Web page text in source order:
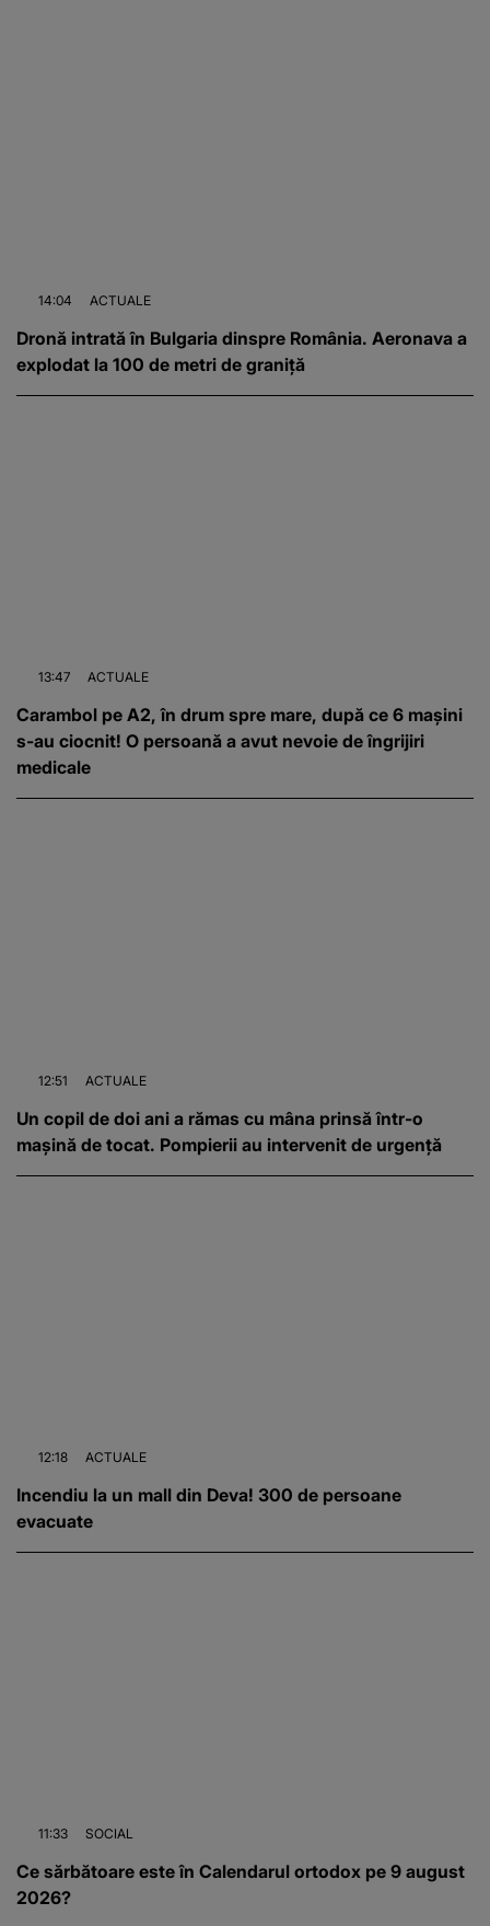
14:04 ACTUALE
Dronă intrată în Bulgaria dinspre România. Aeronava a
explodat la 100 de metri de graniță
13:47 ACTUALE
Carambol pe A2, în drum spre mare, după ce 6 mașini
s-au ciocnit! O persoană a avut nevoie de îngrijiri
medicale
12:51 ACTUALE
Un copil de doi ani a rămas cu mâna prinsă într-o
mașină de tocat. Pompierii au intervenit de urgență
12:18 ACTUALE
Incendiu la un mall din Deva! 300 de persoane
evacuate
11:33 SOCIAL
Ce sărbătoare este în Calendarul ortodox pe 9 august
2026?